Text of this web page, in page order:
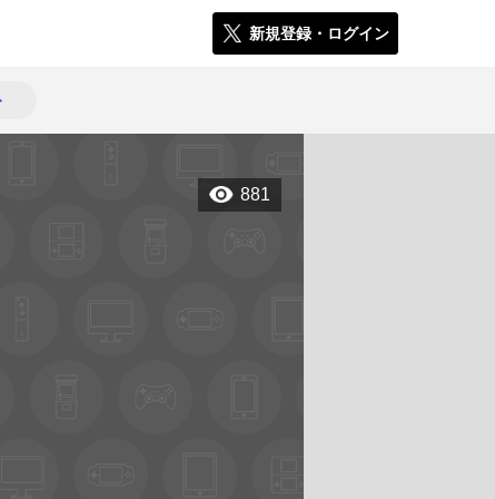
新規登録・ログイン
881